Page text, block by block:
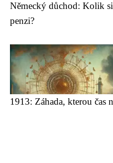
Německý důchod: Kolik
penzi?
1913: Záhada, kterou čas